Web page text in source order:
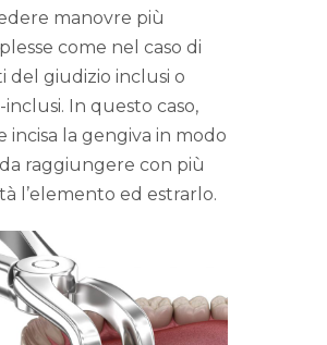
manovre più
come nel caso di
del giudizio inclusi o
inclusi. In questo caso,
incisa la gengiva in modo
raggiungere con più
l’elemento ed estrarlo.